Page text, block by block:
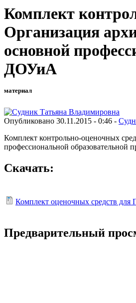
Комплект
Организация
основной
ДОУиА
материал
Опубликовано 30.11.2015 - 0:46 -
Комплект контрольно-оценочных
профессиональной образовательной
Скачать:
Комплект оценочных средств
Предварительный